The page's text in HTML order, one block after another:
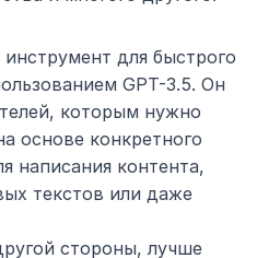
для быстрого
GPT-3.5. Он
которым нужно
основе конкретного
написания контента,
текстов или даже
стороны, лучше